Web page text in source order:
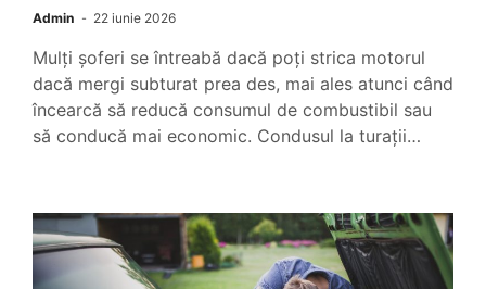
Admin 22 iunie 2026
Mulți șoferi se întreabă dacă poți strica motorul
dacă mergi subturat prea des, mai ales atunci când
încearcă să reducă consumul de combustibil sau
să conducă mai economic. Condusul la turații…